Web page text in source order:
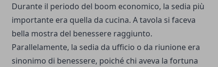
Durante il periodo del boom economico, la sedia più
importante era quella da cucina. A tavola si faceva
bella mostra del benessere raggiunto.
Parallelamente, la sedia da ufficio o da riunione era
sinonimo di benessere, poiché chi aveva la fortuna